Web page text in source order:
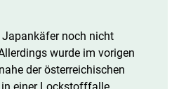
Japankäfer noch nicht
wurde im vorigen
der österreichischen